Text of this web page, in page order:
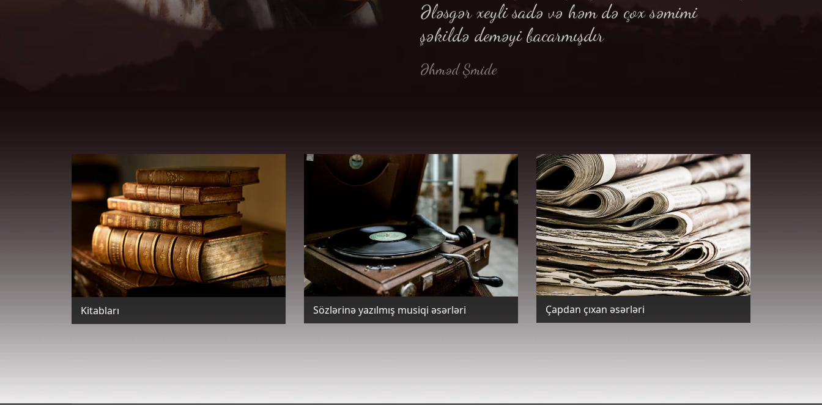
Ələsgər xeyli sadə və həm də çox səmimi
şəkildə deməyi bacarmışdır
Əhməd Şmide
Kitabları Sözlərinə yazılmış musiqi əsərləri Çapdan çıxan əsərləri